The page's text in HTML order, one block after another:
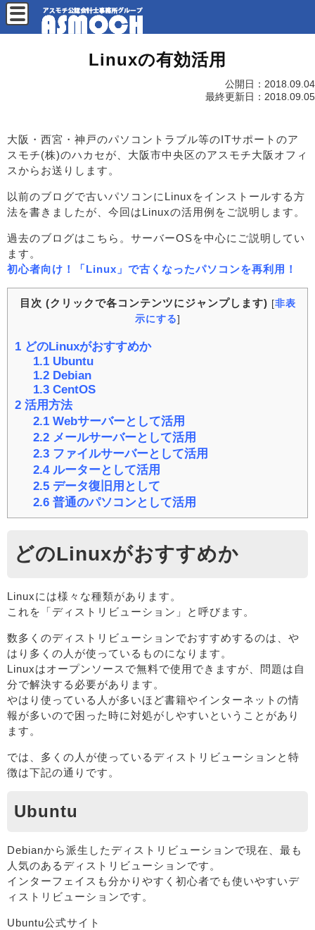
Linuxの有効活用
公開日： 2018.09.04
最終更新日： 2018.09.05
大阪・西宮・神戸のパソコントラブル等のITサポートのア
スモチ(株)のハカセが、大阪市中央区のアスモチ大阪オフィ
スからお送りします。
以前のブログで古いパソコンにLinuxをインストールする方
法を書きましたが、今回はLinuxの活用例をご説明します。
過去のブログはこちら。サーバーOSを中心にご説明してい
ます。
初心者向け！「Linux」で古くなったパソコンを再利用！
目次 (クリックで各コンテンツにジャンプします) [非表
示にする]
1 どのLinuxがおすすめか
1.1Ubuntu
1.2Debian
1.3CentOS
2 活用方法
2.1Webサーバーとして活用
2.2メールサーバーとして活用
2.3ファイルサーバーとして活用
2.4ルーターとして活用
2.5データ復旧用として
2.6普通のパソコンとして活用
どのLinuxがおすすめか
Linuxには様々な種類があります。
これを「ディストリビューション」と呼びます。
数多くのディストリビューションでおすすめするのは、や
はり多くの人が使っているものになります。
Linuxはオープンソースで無料で使用できますが、問題は自
分で解決する必要があります。
やはり使っている人が多いほど書籍やインターネットの情
報が多いので困った時に対処がしやすいということがあり
ます。
では、多くの人が使っているディストリビューションと特
徴は下記の通りです。
Ubuntu
Debianから派生したディストリビューションで現在、最も
人気のあるディストリビューションです。
インターフェイスも分かりやすく初心者でも使いやすいデ
ィストリビューションです。
Ubuntu公式サイト